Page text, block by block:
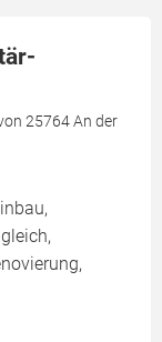
25764 An der